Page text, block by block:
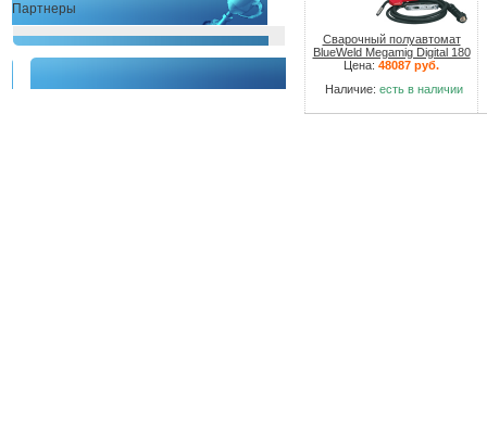
Партнеры
Сварочный полуавтомат
BlueWeld Megamig Digital 180
Цена: 48087 руб.
Наличие: есть в наличии